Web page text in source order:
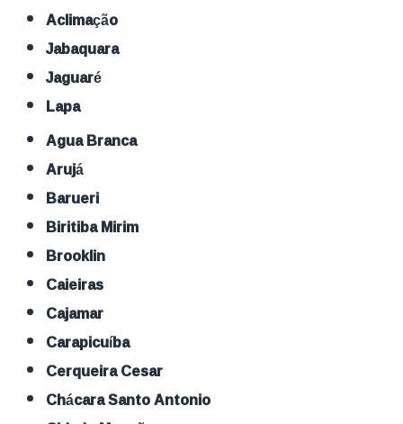
Aclimação
Jabaquara
Jaguaré
Lapa
Agua Branca
Arujá
Barueri
Biritiba Mirim
Brooklin
Caieiras
Cajamar
Carapicuíba
Cerqueira Cesar
Chácara Santo Antonio